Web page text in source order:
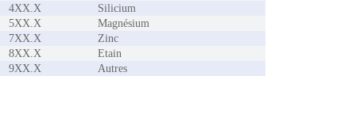
4XX.X
Silicium
5XX.X
Magnésium
7XX.X
Zinc
8XX.X
Etain
9XX.X
Autres